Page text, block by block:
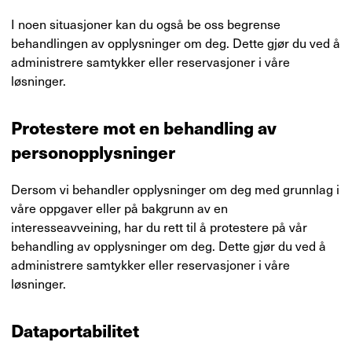
I noen situasjoner kan du også be oss begrense
behandlingen av opplysninger om deg. Dette gjør du ved å
administrere samtykker eller reservasjoner i våre
løsninger.
Protestere mot en behandling av
personopplysninger
Dersom vi behandler opplysninger om deg med grunnlag i
våre oppgaver eller på bakgrunn av en
interesseavveining, har du rett til å protestere på vår
behandling av opplysninger om deg. Dette gjør du ved å
administrere samtykker eller reservasjoner i våre
løsninger.
Dataportabilitet